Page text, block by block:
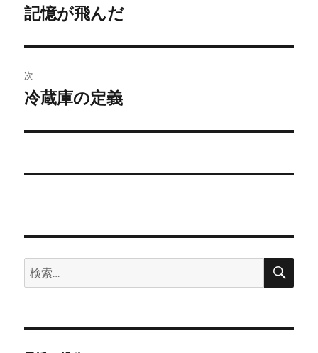
稿
ビ
ゲ
ー
前
投
稿:
記憶が飛んだ
次
次
投
冷蔵庫の定義
検
索:
検